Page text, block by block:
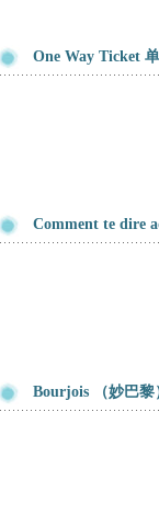
One Way Ticket
Comment te dire
Bourjois （妙巴